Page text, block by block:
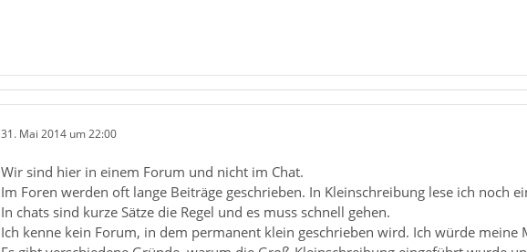
31. Mai 2014 um 22:00
Wir sind hier in einem Forum und nicht im Chat.
Im Foren werden oft lange Beiträge geschrieben. In Kleinschreibung lese ich noch
In chats sind kurze Sätze die Regel und es muss schnell gehen.
Ich kenne kein Forum, in dem permanent klein geschrieben wird. Ich würde meine